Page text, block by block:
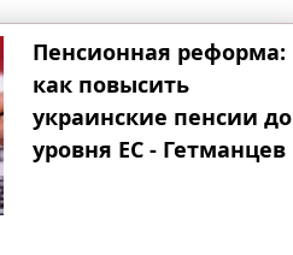
Пенсионная реформа:
как повысить
украинские пенсии до
уровня ЕС - Гетманцев